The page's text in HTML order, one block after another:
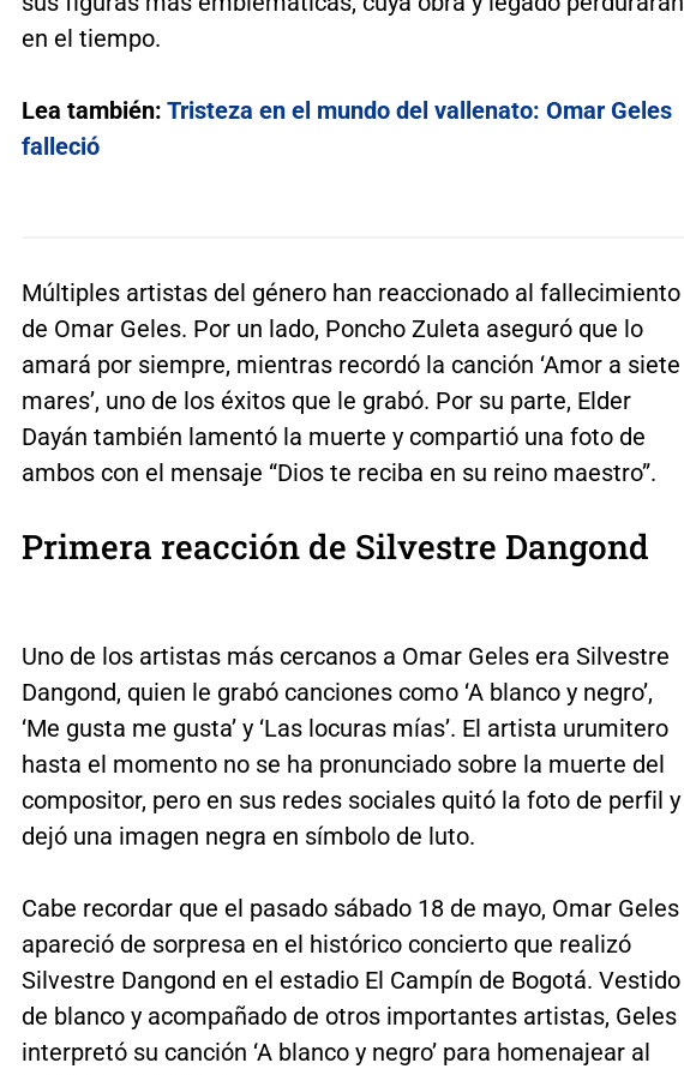
en el tiempo.
Lea también: Tristeza en el mundo del vallenato: Omar Geles
falleció
Múltiples artistas del género han reaccionado al fallecimiento
de Omar Geles. Por un lado, Poncho Zuleta aseguró que lo
amará por siempre, mientras recordó la canción ‘Amor a siete
mares’, uno de los éxitos que le grabó. Por su parte, Elder
Dayán también lamentó la muerte y compartió una foto de
ambos con el mensaje “Dios te reciba en su reino maestro”.
Primera reacción de Silvestre Dangond
Uno de los artistas más cercanos a Omar Geles era Silvestre
Dangond, quien le grabó canciones como ‘A blanco y negro’,
‘Me gusta me gusta’ y ‘Las locuras mías’. El artista urumitero
hasta el momento no se ha pronunciado sobre la muerte del
compositor, pero en sus redes sociales quitó la foto de perfil y
dejó una imagen negra en símbolo de luto.
Cabe recordar que el pasado sábado 18 de mayo, Omar Geles
apareció de sorpresa en el histórico concierto que realizó
Silvestre Dangond en el estadio El Campín de Bogotá. Vestido
de blanco y acompañado de otros importantes artistas, Geles
interpretó su canción ‘A blanco y negro’ para homenajear al